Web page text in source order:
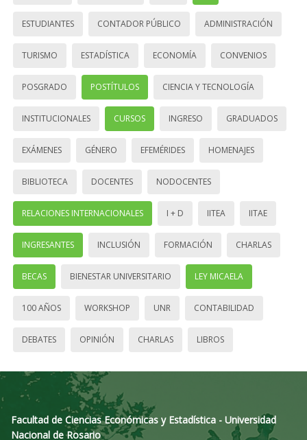
ESTUDIANTES CONTADOR PÚBLICO ADMINISTRACIÓN
TURISMO ESTADÍSTICA ECONOMÍA CONVENIOS
POSGRADO POSTÍTULOS CIENCIA Y TECNOLOGÍA
INSTITUCIONALES CURSOS INGRESO GRADUADOS
EXÁMENES GÉNERO EFEMÉRIDES HOMENAJES
BIBLIOTECA DOCENTES NODOCENTES
RELACIONES INTERNACIONALES I + D IITEA IITAE
INGRESANTES INCLUSIÓN FORMACIÓN CHARLAS
BECAS BIENESTAR UNIVERSITARIO LEY MICAELA
100 AÑOS WORKSHOP UNR CONTABILIDAD
DEBATES OPINIÓN CHARLAS LIBROS
Facultad de Ciencias Económicas y Estadística - Universidad
Nacional de Rosario